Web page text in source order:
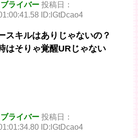
ライバー 投稿日：
ID:lGtDcao4
スキルはありじゃないの？
はそりゃ覚醒URじゃない
ライバー 投稿日：
ID:lGtDcao4